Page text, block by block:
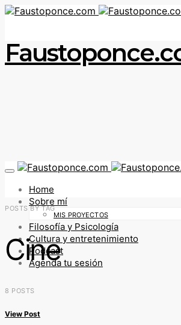
Home
Sobre mí
MIS PROYECTOS
Filosofía y Psicología
Cultura y entretenimiento
Podcast
Agenda tu sesión
POSTS BY TAG
Cine
8 POSTS
View Post